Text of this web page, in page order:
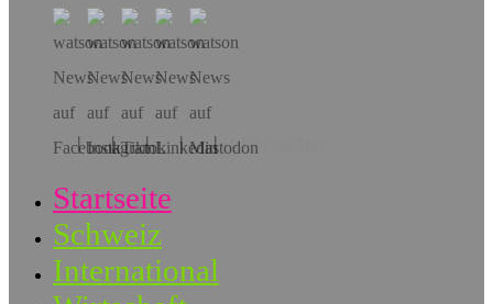
Hol dir die App!
Startseite
Schweiz
International